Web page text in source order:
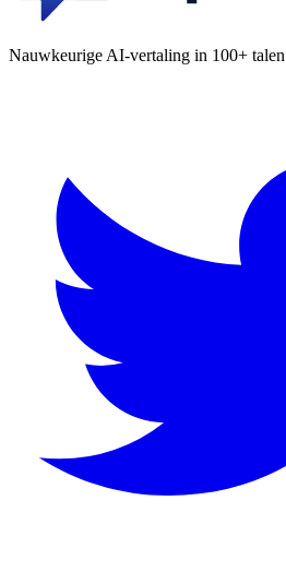
Nauwkeurige AI-vertaling in 100+ talen